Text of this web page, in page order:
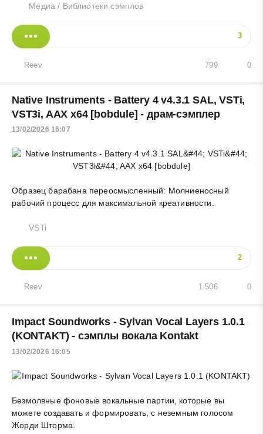
Медиа / Библиотеки сэмплов
3
Reev 0
799
Native Instruments - Battery 4 v4.3.1 SAL, VSTi,
VST3i, AAX x64 [bobdule] - драм-сэмплер
13/02/2026 16:07
Образец барабана переосмысленный: Молниеносный
рабочий процесс для максимальной креативности.
VSTi
2
Reev 0
1 506
Impact Soundworks - Sylvan Vocal Layers 1.0.1
(KONTAKT) - сэмплы вокала Kontakt
13/02/2026 16:05
Безмолвные фоновые вокальные партии, которые вы
можете создавать и формировать, с неземным голосом
Жорди Шторма.